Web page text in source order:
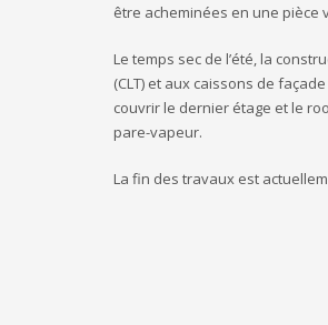
être acheminées en une pièce
Le temps sec de l’été, la
(CLT) et aux caissons de
couvrir le dernier étage et le
pare-vapeur.
La fin des travaux est